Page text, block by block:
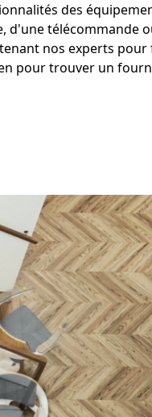
des
, d'une télécommande
nos experts
pour trouver un